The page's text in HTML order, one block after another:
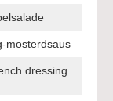
mosterdsaus
dressing